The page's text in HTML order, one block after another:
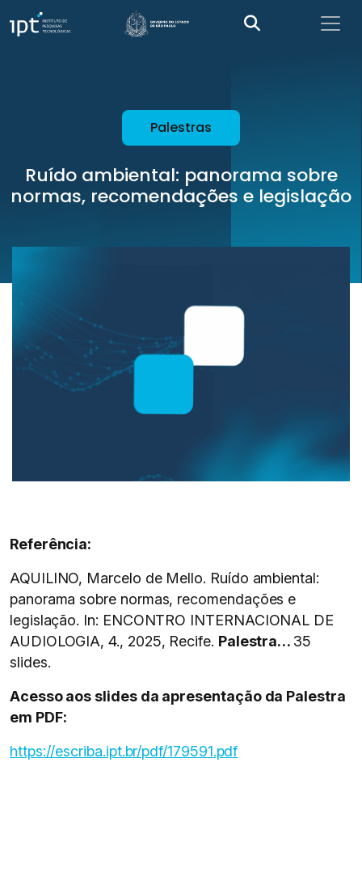
Palestras
Ruído ambiental: panorama sobre
normas, recomendações e legislação
Referência:
AQUILINO, Marcelo de Mello. Ruído ambiental:
panorama sobre normas, recomendações e
legislação. In: ENCONTRO INTERNACIONAL DE
AUDIOLOGIA, 4., 2025, Recife. Palestra… 35
slides.
Acesso aos slides da apresentação da Palestra
em PDF:
https://escriba.ipt.br/pdf/179591.pdf